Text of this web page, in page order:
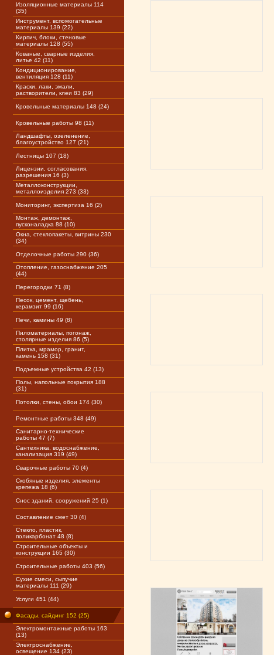
Изоляционные материалы 114
(35)
Инструмент, вспомогательные
материалы 139 (22)
Кирпич, блоки, стеновые
материалы 128 (55)
Кованые, сварные изделия,
литье 42 (11)
Кондиционирование,
вентиляция 128 (11)
Краски, лаки, эмали,
растворители, клеи 83 (29)
Кровельные материалы 148 (24)
Кровельные работы 98 (11)
Ландшафты, озеленение,
благоустройство 127 (21)
Лестницы 107 (18)
Лицензии, согласования,
разрешения 16 (3)
Металлоконструкции,
металлоизделия 273 (33)
Мониторинг, экспертиза 16 (2)
Монтаж, демонтаж,
пусконаладка 88 (10)
Окна, стеклопакеты, витрины 230
(34)
Отделочные работы 290 (36)
Отопление, газоснабжение 205
(44)
Перегородки 71 (8)
Песок, цемент, щебень,
керамзит 99 (16)
Печи, камины 49 (8)
Пиломатериалы, погонаж,
столярные изделия 86 (5)
Плитка, мрамор, гранит,
камень 158 (31)
Подъемные устройства 42 (13)
Полы, напольные покрытия 188
(31)
Потолки, стены, обои 174 (30)
Ремонтные работы 348 (49)
Санитарно-технические
работы 47 (7)
Сантехника, водоснабжение,
канализация 319 (49)
Сварочные работы 70 (4)
Скобяные изделия, элементы
крепежа 18 (6)
Снос зданий, сооружений 25 (1)
Составление смет 30 (4)
Стекло, пластик,
поликарбонат 48 (8)
Строительные объекты и
конструкции 165 (30)
Строительные работы 403 (56)
Сухие смеси, сыпучие
материалы 111 (29)
Услуги 451 (44)
Фасады, сайдинг 152 (25)
Электромонтажные работы 163
(13)
Электроснабжение,
освещение 134 (23)